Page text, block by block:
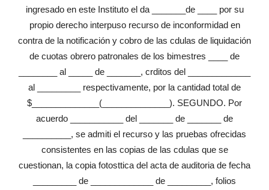
ingresado en este Instituto el da _______de ____ por su
propio derecho interpuso recurso de inconformidad en
contra de la notificación y cobro de las cdulas de liquidación
de cuotas obrero patronales de los bimestres ____ de
________ al _____ de _______, crditos del _____________
al _________ respectivamente, por la cantidad total de
$______________(______________). SEGUNDO. Por
acuerdo ___________ del _______ de _______ de
__________, se admiti el recurso y las pruebas ofrecidas
consistentes en las copias de las cdulas que se
cuestionan, la copia fotosttica del acta de auditoria de fecha
_________ de _____________ de _________, folios